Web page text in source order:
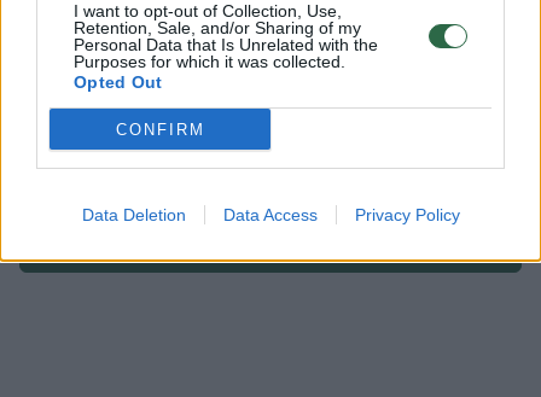
I want to opt-out of Collection, Use,
Retention, Sale, and/or Sharing of my
Personal Data that Is Unrelated with the
Purposes for which it was collected.
Opted Out
CONFIRM
Data Deletion Data Access Privacy Policy
Komentuoti gali tik Lrytas registruoti vartotojai.
Prisijunkite prie registruotų vartotojų
bendruomenės ir bendraukite komentaruose!